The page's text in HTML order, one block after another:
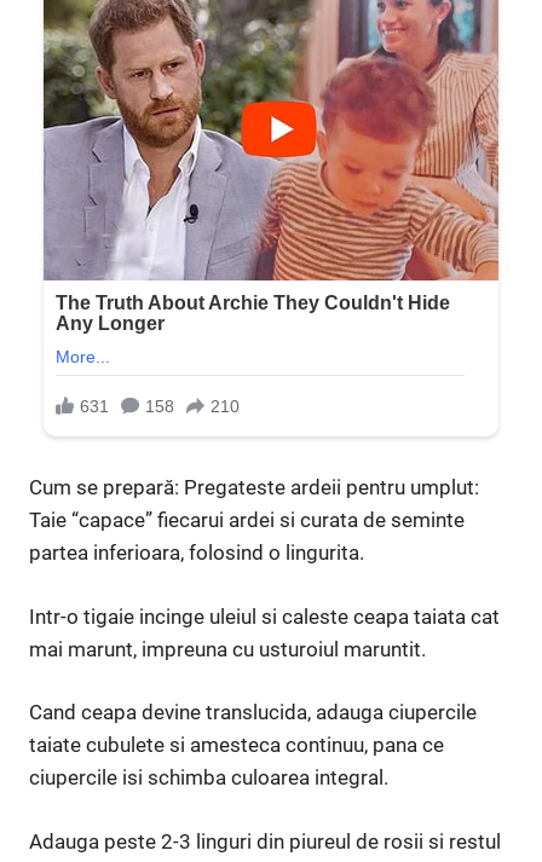
Cum se prepară: Pregateste ardeii pentru umplut:
Taie “capace” fiecarui ardei si curata de seminte
partea inferioara, folosind o lingurita.
Intr-o tigaie incinge uleiul si caleste ceapa taiata cat
mai marunt, impreuna cu usturoiul maruntit.
Cand ceapa devine translucida, adauga ciupercile
taiate cubulete si amesteca continuu, pana ce
ciupercile isi schimba culoarea integral.
Adauga peste 2-3 linguri din piureul de rosii si restul